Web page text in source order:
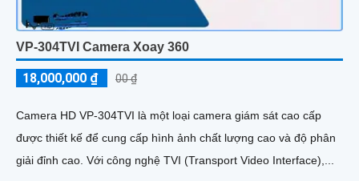
VP-304TVI Camera Xoay 360
18,000,000 ₫ 00 ₫
Camera HD VP-304TVI là một loại camera giám sát cao cấp
được thiết kế để cung cấp hình ảnh chất lượng cao và độ phân
giải đỉnh cao. Với công nghệ TVI (Transport Video Interface),...